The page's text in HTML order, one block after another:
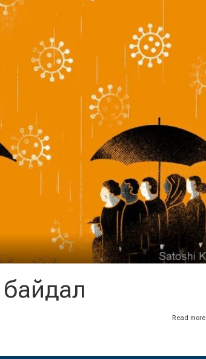
Read more